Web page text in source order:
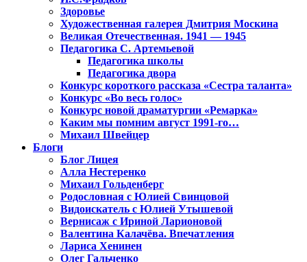
Здоровье
Художественная галерея Дмитрия Москина
Великая Отечественная. 1941 — 1945
Педагогика С. Артемьевой
Педагогика школы
Педагогика двора
Конкурс короткого рассказа «Сестра таланта»
Конкурс «Во весь голос»
Конкурс новой драматургии «Ремарка»
Каким мы помним август 1991-го…
Михаил Швейцер
Блоги
Блог Лицея
Алла Нестеренко
Михаил Гольденберг
Родословная с Юлией Свинцовой
Видоискатель с Юлией Утышевой
Вернисаж с Ириной Ларионовой
Валентина Калачёва. Впечатления
Лариса Хенинен
Олег Гальченко